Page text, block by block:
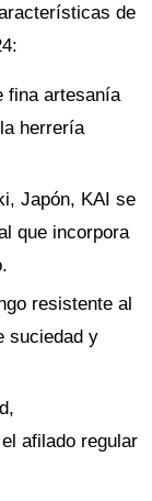
de
fina artesanía
herrería
Japón, KAI se
que incorpora
resistente al
suciedad y
afilado regular